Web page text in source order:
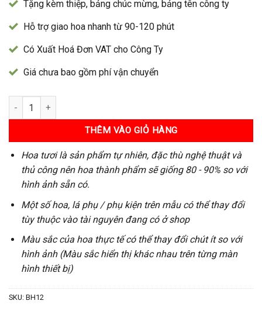
Tặng kèm thiệp, bảng chúc mừng, bảng tên công ty
Hỗ trợ giao hoa nhanh từ 90-120 phút
Có Xuất Hoá Đơn VAT cho Công Ty
Giá chưa bao gồm phí vận chuyển
Bó Hoa 12 số lượng
THÊM VÀO GIỎ HÀNG
Hoa tươi là sản phẩm tự nhiên, đặc thù nghệ thuật và
thủ công nên hoa thành phẩm sẽ giống 80 - 90% so với
hình ảnh sẵn có.
Một số hoa, lá phụ / phụ kiện trên mẫu có thể thay đổi
tùy thuộc vào tài nguyên đang có ở shop
Màu sắc của hoa thực tế có thể thay đổi chút ít so với
hình ảnh (Màu sắc hiển thị khác nhau trên từng màn
hình thiết bị)
SKU: BH12